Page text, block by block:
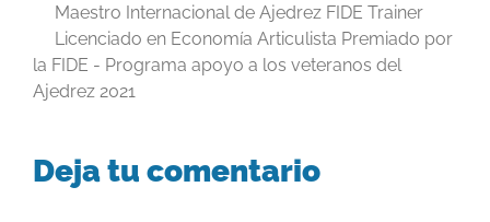
Maestro Internacional de Ajedrez FIDE Trainer
Licenciado en Economía Articulista Premiado por
la FIDE - Programa apoyo a los veteranos del
Ajedrez 2021
Deja tu comentario